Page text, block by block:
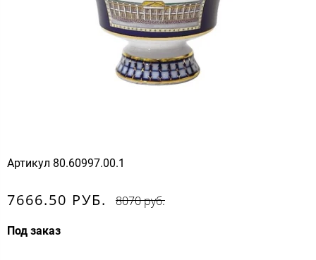
Артикул 80.60997.00.1
7666.50 РУБ. 8070 руб.
Под заказ